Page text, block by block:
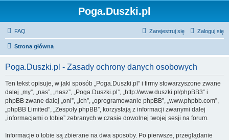
Poga.Duszki.pl
FAQ Zaloguj się
Zarejestruj się
Strona główna
Poga.Duszki.pl - Zasady ochrony danych osobowych
Ten tekst opisuje, w jaki sposób „Poga.Duszki.pl” i firmy stowarzyszone zwane
dalej „my”, „nas”, „nasz”, „Poga.Duszki.pl”, „http://www.duszki.pl/phpBB3” i
phpBB zwane dalej „oni”, „ich”, „oprogramowanie phpBB”, „www.phpbb.com”,
„phpBB Limited”, „Zespoły phpBB”, korzystają z informacji zwanymi dalej
„informacjami o tobie” zebranych w czasie dowolnej twojej sesji na forum.
Informacje o tobie są zbierane na dwa sposoby. Po pierwsze, przeglądanie